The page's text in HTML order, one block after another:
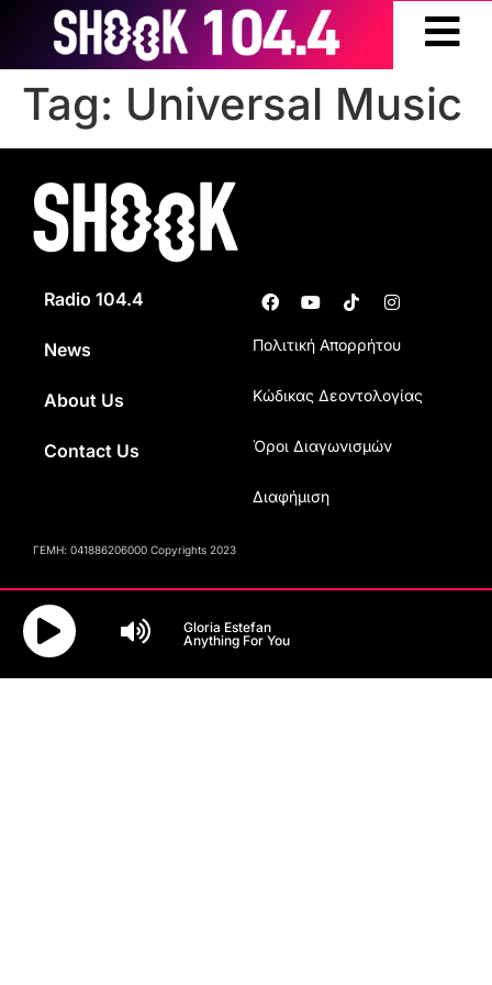
Tag: Universal Music
Radio 104.4
News
About Us
Contact Us
Πολιτική Απορρήτου
Κώδικας Δεοντολογίας
Όροι Διαγωνισμών
Διαφήμιση
ΓΕΜΗ: 041886206000 Copyrights 2023
Gloria Estefan
Anything For You